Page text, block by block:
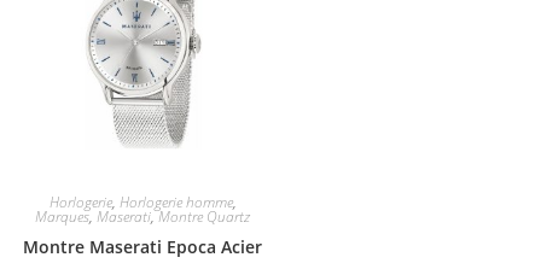
Horlogerie, Horlogerie homme,
Marques,Maserati,Montre Quartz
Montre Maserati Epoca Acier